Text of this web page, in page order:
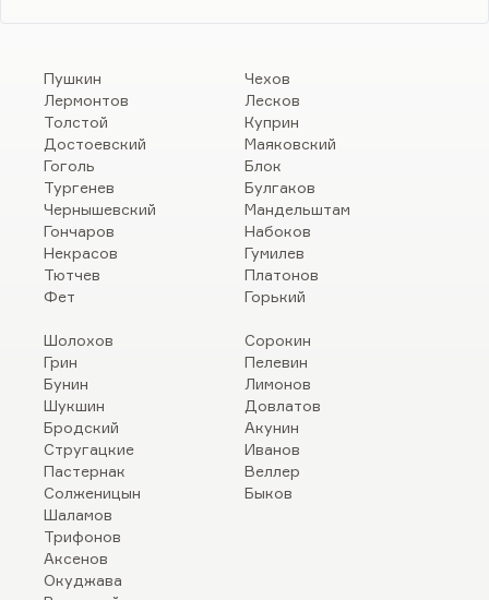
Пушкин
Лермонтов
Толстой
Достоевский
Гоголь
Тургенев
Чернышевский
Гончаров
Некрасов
Тютчев
Фет
Чехов
Лесков
Куприн
Маяковский
Блок
Булгаков
Мандельштам
Набоков
Гумилев
Платонов
Горький
Шолохов
Грин
Бунин
Шукшин
Бродский
Стругацкие
Пастернак
Солженицын
Шаламов
Трифонов
Аксенов
Окуджава
Сорокин
Пелевин
Лимонов
Довлатов
Акунин
Иванов
Веллер
Быков